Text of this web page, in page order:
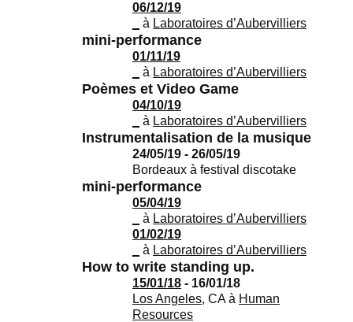
06/12/19
à Laboratoires d’Aubervilliers
mini-performance
01/11/19
à Laboratoires d’Aubervilliers
Poèmes et Video Game
04/10/19
à Laboratoires d’Aubervilliers
Instrumentalisation de la musique
24/05/19 - 26/05/19
Bordeaux à festival discotake
mini-performance
05/04/19
à Laboratoires d’Aubervilliers
01/02/19
à Laboratoires d’Aubervilliers
How to write standing up.
15/01/18 - 16/01/18
Los Angeles, CA à Human
Resources